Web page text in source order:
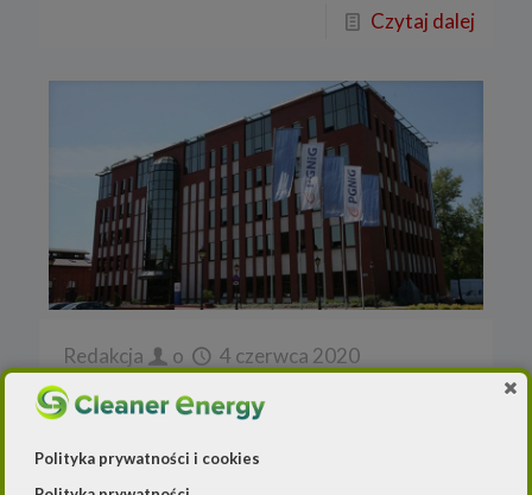
Czytaj dalej
Redakcja o 4 czerwca 2020
Wyniki kwartalne PGNiG
zgodne z przewidywaniami
Polityka prywatności i cookies